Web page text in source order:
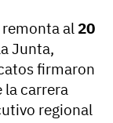
remonta al 20
Junta,
firmaron
la carrera
regional